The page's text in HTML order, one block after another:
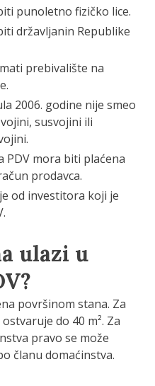
punoletno fizičko lice.
državljanin Republike
prebivalište na
2006. godine nije smeo
susvojini ili
PDV mora biti plaćena
prodavca.
od investitora koji je
ulazi u
površinom stana. Za
do 40 m². Za
pravo se može
članu domaćinstva.